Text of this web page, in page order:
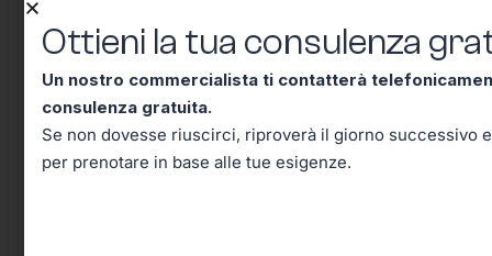
Un nostro commercialista ti contatterà
telefonicamente entro mezz’ora per una
consulenza gratuita.Se non dovesse
riuscirci, riproverà il giorno successivo e in
Ottieni la tua consulenza
Un nostro commercialista ti contatterà
consulenza gratuita.
Se non dovesse riuscirci, riproverà il giorno successivo
per prenotare in base alle tue esigenze.